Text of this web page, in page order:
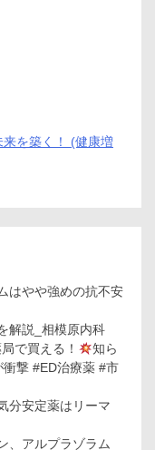
を築く！ (健康増
はやや強めの抗不安
解説_相模原内科
で買える！
知ら
衝撃 #ED治療薬 #市
分安定薬はリーマ
、アルプラゾラム